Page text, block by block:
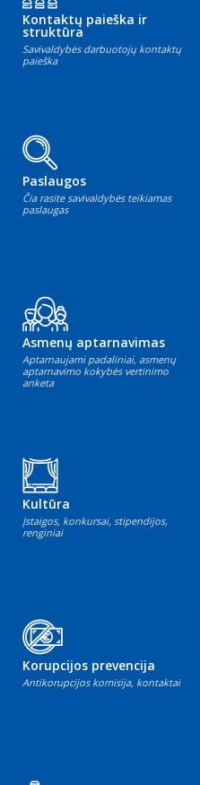
Kontaktų paieška ir
struktūra
Savivaldybės darbuotojų kontaktų
paieška
Paslaugos
Čia rasite savivaldybės teikiamas
paslaugas
Asmenų aptarnavimas
Aptarnaujami padaliniai, asmenų
aptarnavimo kokybės vertinimo
anketa
Kultūra
Įstaigos, konkursai, stipendijos,
renginiai
Korupcijos prevencija
Antikorupcijos komisija, kontaktai